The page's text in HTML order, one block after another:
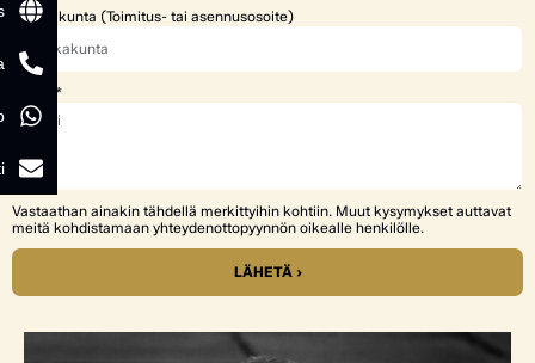
Paikkakunta (Toimitus- tai asennusosoite)
Vastaathan ainakin tähdellä merkittyihin kohtiin. Muut kysymykset auttavat
meitä kohdistamaan yhteydenottopyynnön oikealle henkilölle.
LÄHETÄ ›